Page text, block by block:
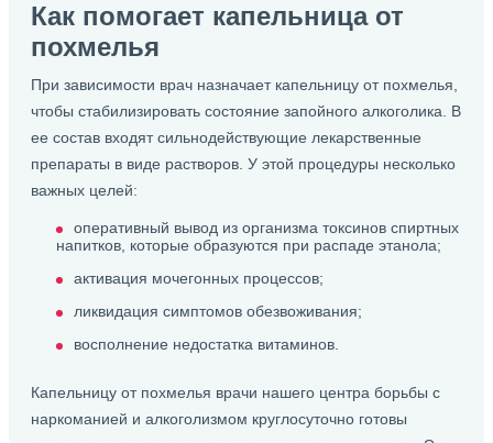
Как помогает капельница от
похмелья
При зависимости врач назначает капельницу от похмелья,
чтобы стабилизировать состояние запойного алкоголика. В
ее состав входят сильнодействующие лекарственные
препараты в виде растворов. У этой процедуры несколько
важных целей:
оперативный вывод из организма токсинов спиртных
напитков, которые образуются при распаде этанола;
активация мочегонных процессов;
ликвидация симптомов обезвоживания;
восполнение недостатка витаминов.
Капельницу от похмелья врачи нашего центра борьбы с
наркоманией и алкоголизмом круглосуточно готовы